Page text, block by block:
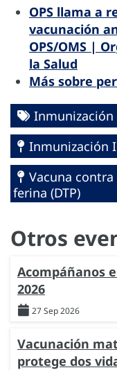
OPS llama a
vacunación
OPS/OMS |
la Salud
Más sobre
Inmunización
Inmunización
Vacuna
ferina (DTP)
Otros
Acompáñanos
2026
27 Sep 2026
Vacunación
protege dos